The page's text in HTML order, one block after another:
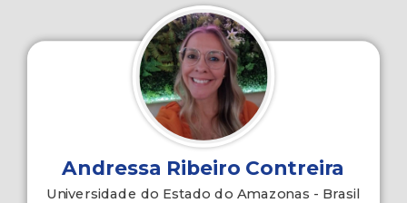
Andressa Ribeiro Contreira
Universidade do Estado do Amazonas - Brasil